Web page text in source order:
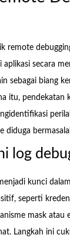
remote
aplikasi secara
sebagai biang
itu,
diduga
log
kunci
seperti
mask
Langkah ini